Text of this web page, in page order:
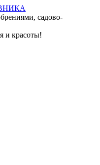
садово-
и красоты!